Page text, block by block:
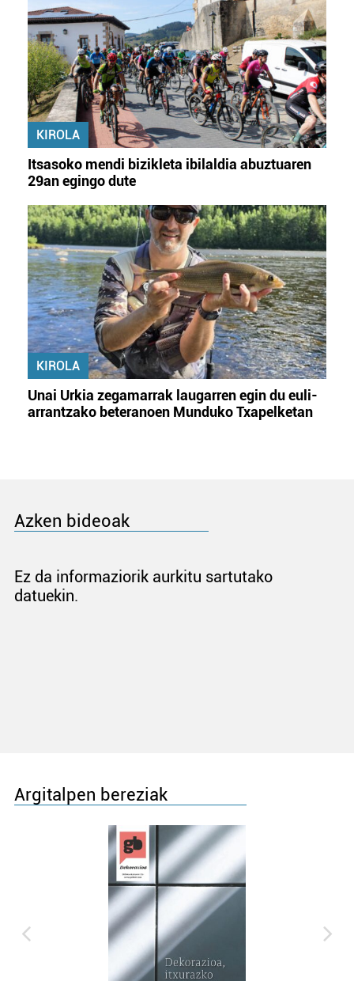
KIROLA
Itsasoko mendi bizikleta ibilaldia abuztuaren
29an egingo dute
KIROLA
Unai Urkia zegamarrak laugarren egin du euli-
arrantzako beteranoen Munduko Txapelketan
Azken bideoak
Ez da informaziorik aurkitu sartutako
datuekin.
Argitalpen bereziak